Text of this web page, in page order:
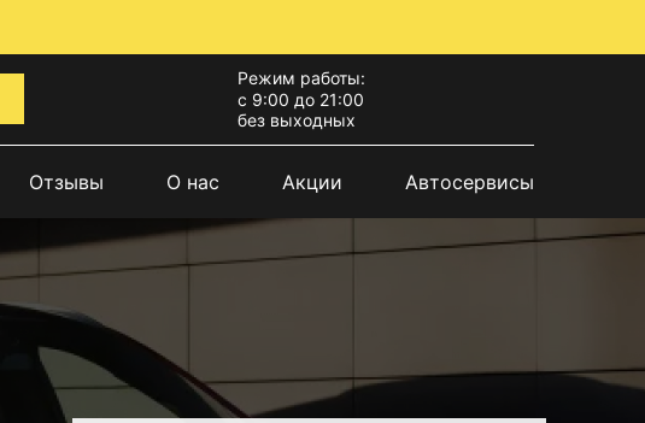
Режим работы:
с 9:00 до 21:00
без выходных
Отзывы О нас Акции Автосервисы